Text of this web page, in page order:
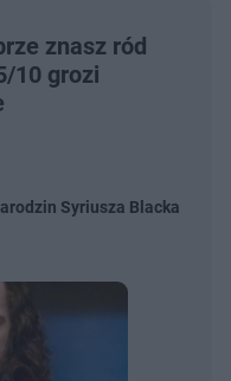
znasz ród
10 grozi
Syriusza Blacka